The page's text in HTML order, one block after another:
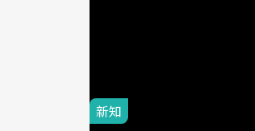
新知